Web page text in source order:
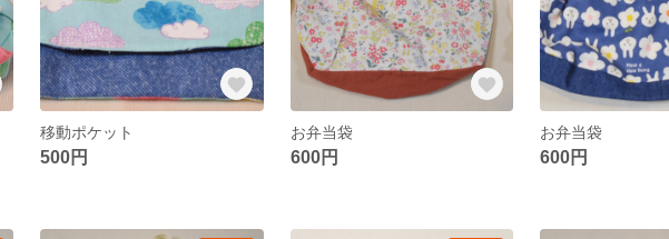
移動ポケット
500円
お弁当袋
600円
お弁当袋
600円